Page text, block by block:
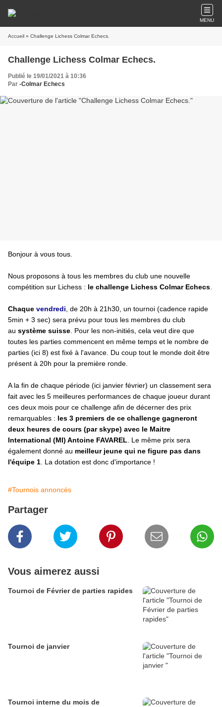
MENU
Accueil » Challenge Lichess Colmar Echecs.
Challenge Lichess Colmar Echecs.
Publié le 19/01/2021 à 10:36
Par -Colmar Echecs
Bonjour à vous tous.
Nous proposons à tous les membres du club une nouvelle
compétition sur Lichess : le challenge Lichess Colmar Echecs
Chaque vendredi , de 20h à 21h30, un tournoi (cadence rapide
5min + 3 sec) sera prévu pour tous les membres du club
au système suisse . Pour les non-initiés, cela veut dire que
toutes les parties commencent en même temps et le nombre de
parties (ici 8) est fixé à l'avance. Du coup tout le monde doit être
présent à 20h pour la première ronde.
A la fin de chaque période (ici janvier février) un classement sera
fait avec les 5 meilleures performances de chaque joueur durant
ces deux mois pour ce challenge afin de décerner des prix
remarquables : les 3 premiers de ce challenge gagneront
deux heures de cours (par skype) avec le Maitre
International (MI) Antoine FAVAREL . Le même prix sera
également donné au meilleur jeune qui ne figure pas dans
l'équipe 1 . La dotation est donc d'importance !
#Tournois annoncés
Partager
Vous aimerez aussi
Tournoi de Février de parties rapides
Tournoi de janvier
Tournoi interne du mois de